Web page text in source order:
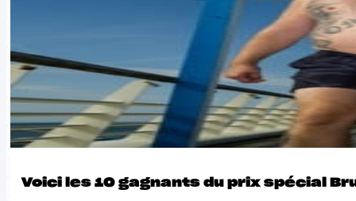
Voici les 10 gagnants du prix spécial